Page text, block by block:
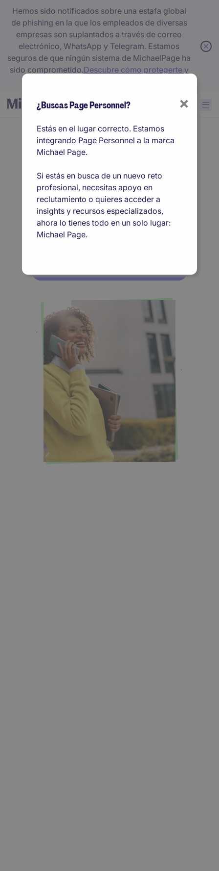
Hemos sido notificados sobre una estafa global
de phishing en la que los empleados de diversas
empresas son suplantados a través de correo
electrónico, WhatsApp y Telegram. Estamos
seguros de que ningún sistema de MichaelPage ha
sido comprometido.Descubre cómo protegerte y
Tu próxima oportunidad empieza aquí
Conectamos talento
que marca la
diferencia
×
¿Buscas Page Personnel?
Estás en el lugar correcto. Estamos
integrando Page Personnel a la marca
Michael Page.
Si estás en busca de un nuevo reto
profesional, necesitas apoyo en
reclutamiento o quieres acceder a
insights y recursos especializados,
ahora lo tienes todo en un solo lugar:
Michael Page.